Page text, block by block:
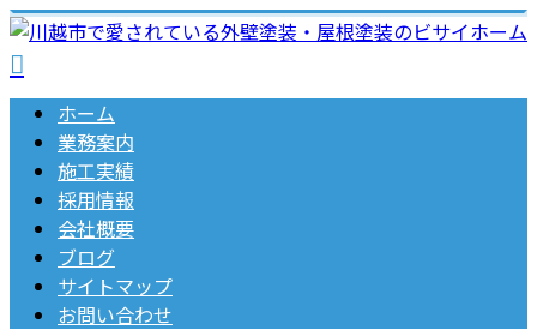
ホーム
業務案内
施工実績
採用情報
会社概要
ブログ
サイトマップ
お問い合わせ